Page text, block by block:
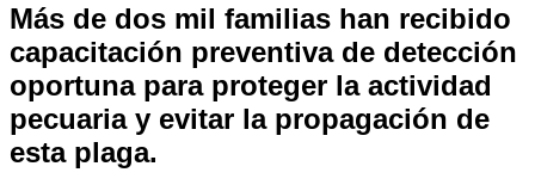
Más de dos mil familias han recibido
capacitación preventiva de detección
oportuna para proteger la actividad
pecuaria y evitar la propagación de
esta plaga.